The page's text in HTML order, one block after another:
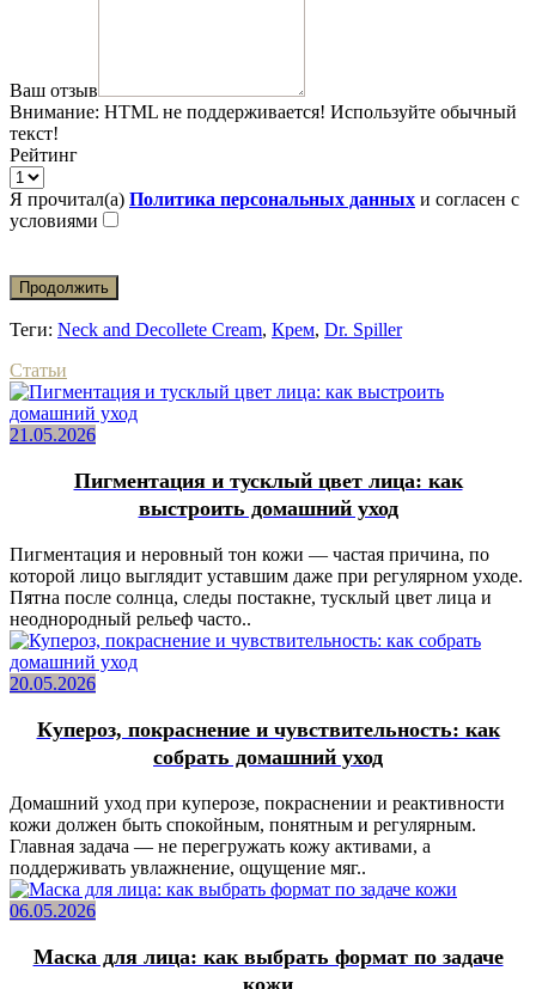
Ваш отзыв
Внимание: HTML не поддерживается! Используйте обычный
текст!
Рейтинг
Я прочитал(а) Политика персональных данных и согласен с
условиями
Продолжить
Теги: Neck and Decollete Cream, Крем, Dr. Spiller
Статьи
21.05.2026
Пигментация и тусклый цвет лица: как
выстроить домашний уход
Пигментация и неровный тон кожи — частая причина, по
которой лицо выглядит уставшим даже при регулярном уходе.
Пятна после солнца, следы постакне, тусклый цвет лица и
неоднородный рельеф часто..
20.05.2026
Купероз, покраснение и чувствительность: как
собрать домашний уход
Домашний уход при куперозе, покраснении и реактивности
кожи должен быть спокойным, понятным и регулярным.
Главная задача — не перегружать кожу активами, а
поддерживать увлажнение, ощущение мяг..
06.05.2026
Маска для лица: как выбрать формат по задаче
кожи